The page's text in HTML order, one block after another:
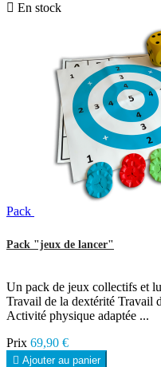
 En stock
Pack
Pack "jeux de lancer"
Un pack de jeux collectifs et
Travail de la dextérité Travail
Activité physique adaptée ...
Prix 69,90 €
 Ajouter au panier